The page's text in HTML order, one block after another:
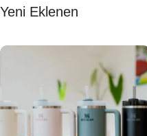
Yeni Eklenen